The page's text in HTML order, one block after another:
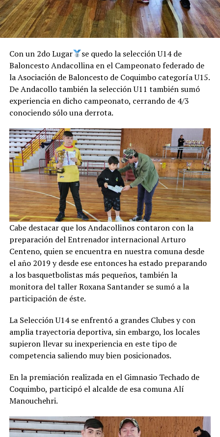
Con un 2do Lugar
se quedo la selección U14 de
Baloncesto Andacollina en el Campeonato federado de
la Asociación de Baloncesto de Coquimbo categoría U15.
De Andacollo también la selección U11 también sumó
experiencia en dicho campeonato, cerrando de 4/3
conociendo sólo una derrota.
Cabe destacar que los Andacollinos contaron con la
preparación del Entrenador internacional Arturo
Centeno, quien se encuentra en nuestra comuna desde
el año 2019 y desde ese entonces ha estado preparando
a los basquetbolistas más pequeños, también la
monitora del taller Roxana Santander se sumó a la
participación de éste.
La Selección U14 se enfrentó a grandes Clubes y con
amplia trayectoria deportiva, sin embargo, los locales
supieron llevar su inexperiencia en este tipo de
competencia saliendo muy bien posicionados.
En la premiación realizada en el Gimnasio Techado de
Coquimbo, participó el alcalde de esa comuna Alí
Manouchehri.